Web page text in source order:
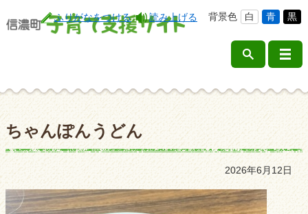
ふりがなをつける 読み上げる 背景色 白 青 黒
ちゃんぽんうどん
2026年6月12日